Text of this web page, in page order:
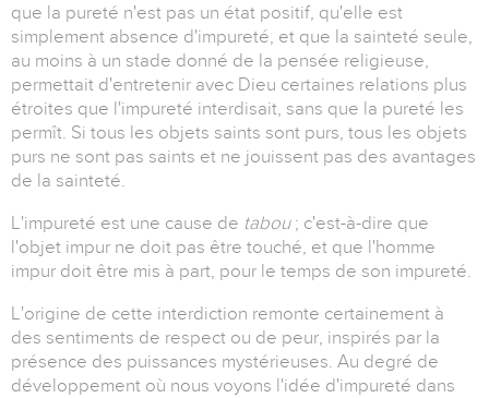
que la pureté n'est pas un état positif, qu'elle est
simplement absence d'impureté, et que la sainteté seule,
au moins à un stade donné de la pensée religieuse,
permettait d'entretenir avec Dieu certaines relations plus
étroites que l'impureté interdisait, sans que la pureté les
permît. Si tous les objets saints sont purs, tous les objets
purs ne sont pas saints et ne jouissent pas des avantages
de la sainteté.
L'impureté est une cause de tabou; c'est-à-dire que
l'objet impur ne doit pas être touché, et que l'homme
impur doit être mis à part, pour le temps de son impureté.
L'origine de cette interdiction remonte certainement à
des sentiments de respect ou de peur, inspirés par la
présence des puissances mystérieuses. Au degré de
développement où nous voyons l'idée d'impureté dans